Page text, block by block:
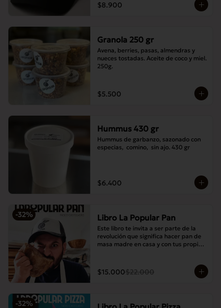
$8.900
Granola 250 gr
Avena, berries, pasas, almendras y
nueces tostadas. Aceite de coco y miel.
250g.
$5.500
Hummus 430 gr
Hummus de garbanzo, sazonado con
especias,  comino,  sin ajo. 430 gr
$6.400
-32% Libro La Popular Pan
Este libro te invita a ser parte de la
revolución que significa hacer pan de
masa madre en casa y con tus propias
$15.000$22.000
-32%